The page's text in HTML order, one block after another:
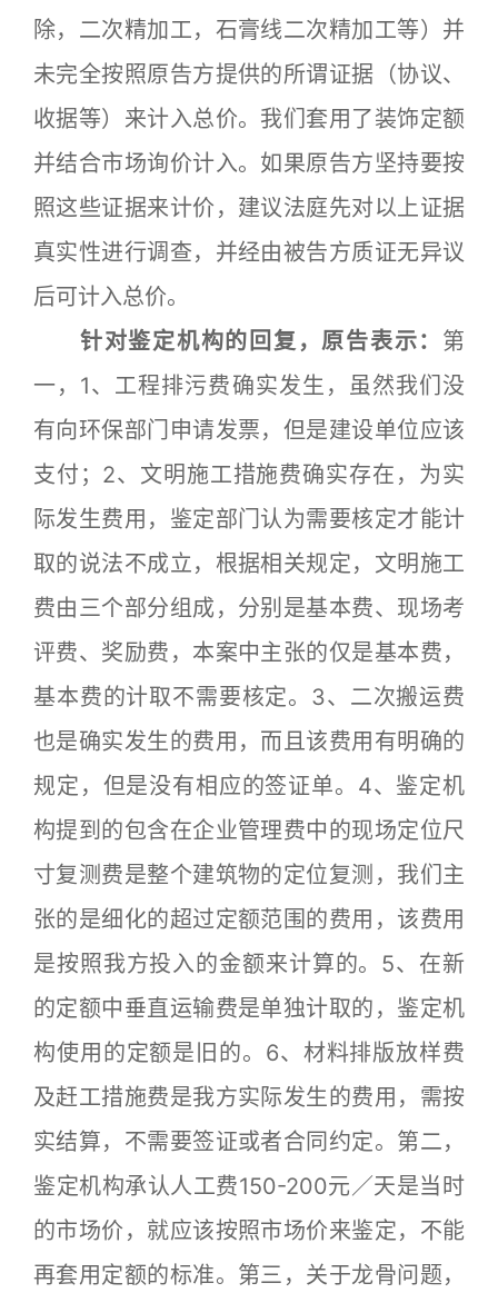
除，二次精加工，石膏线二次精加工等）并
未完全按照原告方提供的所谓证据（协议、
收据等）来计入总价。我们套用了装饰定额
并结合市场询价计入。如果原告方坚持要按
照这些证据来计价，建议法庭先对以上证据
真实性进行调查，并经由被告方质证无异议
后可计入总价。
针对鉴定机构的回复，原告表示： 第
一，1、工程排污费确实发生，虽然我们没
有向环保部门申请发票，但是建设单位应该
支付；2、文明施工措施费确实存在，为实
际发生费用，鉴定部门认为需要核定才能计
取的说法不成立，根据相关规定，文明施工
费由三个部分组成，分别是基本费、现场考
评费、奖励费，本案中主张的仅是基本费，
基本费的计取不需要核定。3、二次搬运费
也是确实发生的费用，而且该费用有明确的
规定，但是没有相应的签证单。4、鉴定机
构提到的包含在企业管理费中的现场定位尺
寸复测费是整个建筑物的定位复测，我们主
张的是细化的超过定额范围的费用，该费用
是按照我方投入的金额来计算的。5、在新
的定额中垂直运输费是单独计取的，鉴定机
构使用的定额是旧的。6、材料排版放样费
及赶工措施费是我方实际发生的费用，需按
实结算，不需要签证或者合同约定。第二，
鉴定机构承认人工费150-200元／天是当时
的市场价，就应该按照市场价来鉴定，不能
再套用定额的标准。第三，关于龙骨问题，